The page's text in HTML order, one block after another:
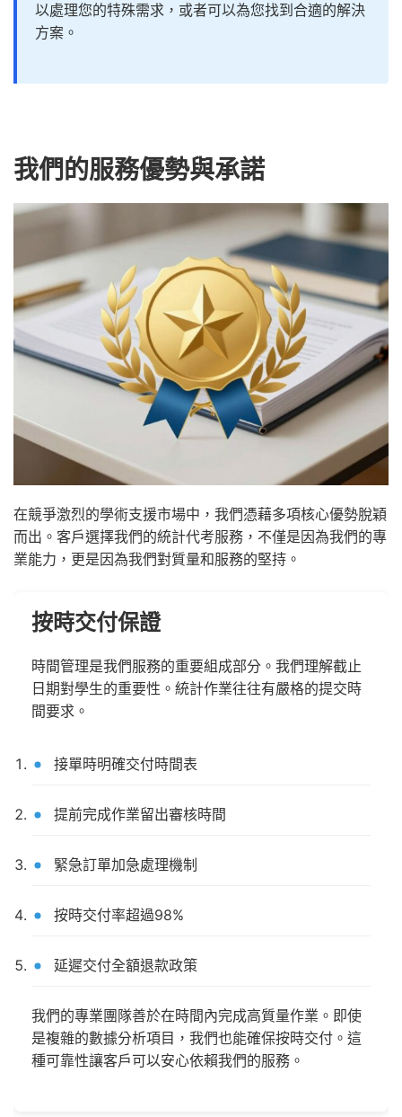
以處理您的特殊需求，或者可以為您找到合適的解決
方案。
我們的服務優勢與承諾
在競爭激烈的學術支援市場中，我們憑藉多項核心優勢脫穎
而出。客戶選擇我們的統計代考服務，不僅是因為我們的專
業能力，更是因為我們對質量和服務的堅持。
按時交付保證
時間管理是我們服務的重要組成部分。我們理解截止
日期對學生的重要性。統計作業往往有嚴格的提交時
間要求。
接單時明確交付時間表
提前完成作業留出審核時間
緊急訂單加急處理機制
按時交付率超過98%
延遲交付全額退款政策
我們的專業團隊善於在時間內完成高質量作業。即使
是複雜的數據分析項目，我們也能確保按時交付。這
種可靠性讓客戶可以安心依賴我們的服務。